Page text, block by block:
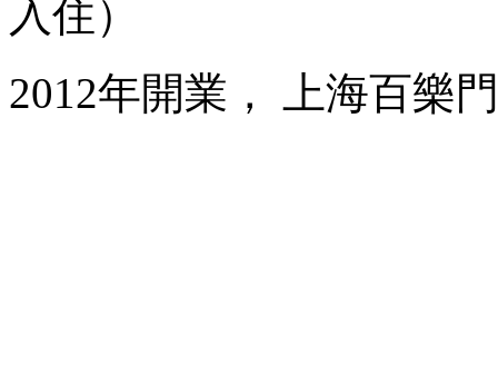
入住）
2012年開業， 上海百